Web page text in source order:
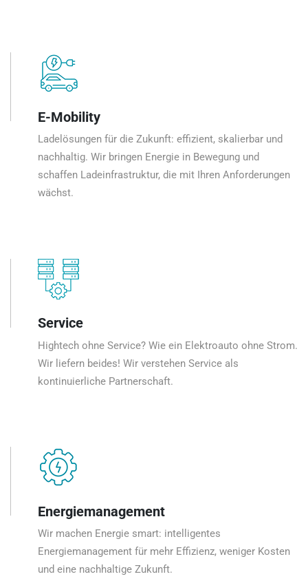
E-Mobility
Ladelösungen für die Zukunft: effizient, skalierbar und
nachhaltig. Wir bringen Energie in Bewegung und
schaffen Ladeinfrastruktur, die mit Ihren Anforderungen
wächst.
Service
Hightech ohne Service? Wie ein Elektroauto ohne Strom.
Wir liefern beides! Wir verstehen Service als
kontinuierliche Partnerschaft.
Energiemanagement
Wir machen Energie smart: intelligentes
Energiemanagement für mehr Effizienz, weniger Kosten
und eine nachhaltige Zukunft.